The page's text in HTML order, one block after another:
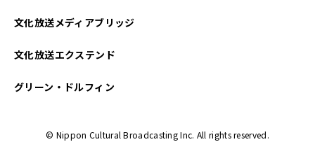
文化放送メディアブリッジ
文化放送エクステンド
グリーン・ドルフィン
© Nippon Cultural Broadcasting Inc. All rights reserved.